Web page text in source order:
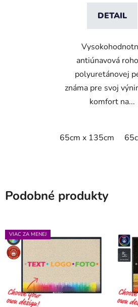
DETAIL
antiúnavová
polyuretánovej
známa pre svoj
komfort na...
65cm x 135cm
Podobné produkty
VIAC ZA MENEJ